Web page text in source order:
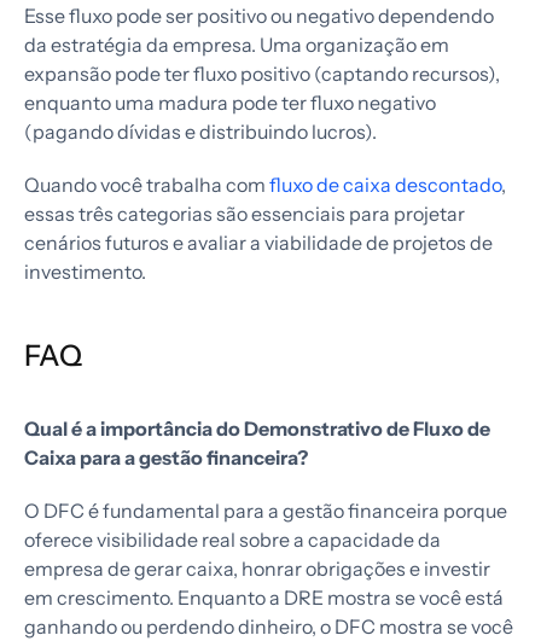
Esse fluxo pode ser positivo ou negativo dependendo
da estratégia da empresa. Uma organização em
expansão pode ter fluxo positivo (captando recursos),
enquanto uma madura pode ter fluxo negativo
(pagando dívidas e distribuindo lucros).
Quando você trabalha com fluxo de caixa descontado,
essas três categorias são essenciais para projetar
cenários futuros e avaliar a viabilidade de projetos de
investimento.
FAQ
Qual é a importância do Demonstrativo de Fluxo de
Caixa para a gestão financeira?
O DFC é fundamental para a gestão financeira porque
oferece visibilidade real sobre a capacidade da
empresa de gerar caixa, honrar obrigações e investir
em crescimento. Enquanto a DRE mostra se você está
ganhando ou perdendo dinheiro, o DFC mostra se você